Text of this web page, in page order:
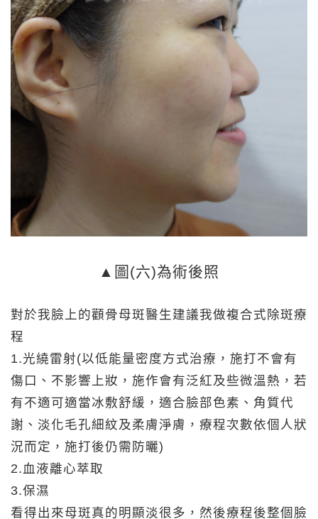
▲圖(六)為術後照
對於我臉上的顴骨母斑醫生建議我做複合式除斑療
程
1.光繞雷射(以低能量密度方式治療，施打不會有
傷口、不影響上妝，施作會有泛紅及些微溫熱，若
有不適可適當冰敷舒緩，適合臉部色素、角質代
謝、淡化毛孔細紋及柔膚淨膚，療程次數依個人狀
況而定，施打後仍需防曬)
2.血液離心萃取
3.保濕
看得出來母斑真的明顯淡很多，然後療程後整個臉